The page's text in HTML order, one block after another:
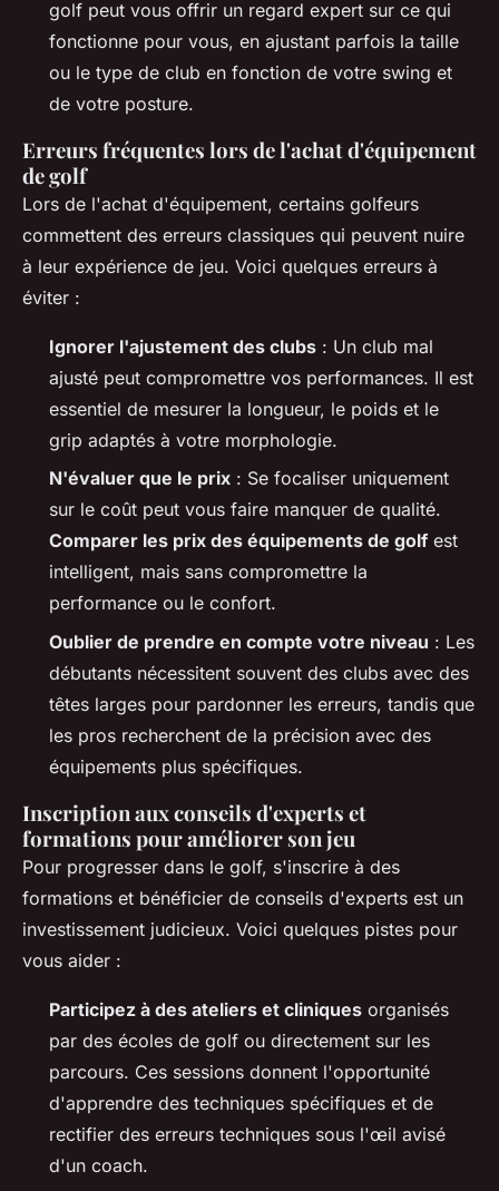
golf peut vous offrir un regard expert sur ce qui
fonctionne pour vous, en ajustant parfois la taille
ou le type de club en fonction de votre swing et
de votre posture.
Erreurs fréquentes lors de l'achat d'équipement
de golf
Lors de l'achat d'équipement, certains golfeurs
commettent des erreurs classiques qui peuvent nuire
à leur expérience de jeu. Voici quelques erreurs à
éviter :
Ignorer l'ajustement des clubs : Un club mal
ajusté peut compromettre vos performances. Il est
essentiel de mesurer la longueur, le poids et le
grip adaptés à votre morphologie.
N'évaluer que le prix : Se focaliser uniquement
sur le coût peut vous faire manquer de qualité.
Comparer les prix des équipements de golf est
intelligent, mais sans compromettre la
performance ou le confort.
Oublier de prendre en compte votre niveau : Les
débutants nécessitent souvent des clubs avec des
têtes larges pour pardonner les erreurs, tandis que
les pros recherchent de la précision avec des
équipements plus spécifiques.
Inscription aux conseils d'experts et
formations pour améliorer son jeu
Pour progresser dans le golf, s'inscrire à des
formations et bénéficier de conseils d'experts est un
investissement judicieux. Voici quelques pistes pour
vous aider :
Participez à des ateliers et cliniques organisés
par des écoles de golf ou directement sur les
parcours. Ces sessions donnent l'opportunité
d'apprendre des techniques spécifiques et de
rectifier des erreurs techniques sous l'œil avisé
d'un coach.